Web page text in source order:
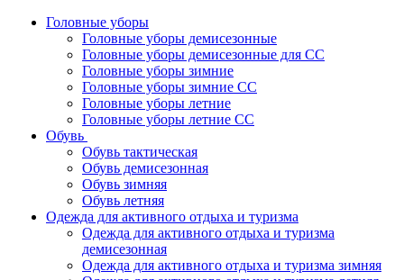
Головные уборы
Головные уборы демисезонные
Головные уборы демисезонные для СС
Головные уборы зимние
Головные уборы зимние СС
Головные уборы летние
Головные уборы летние СС
Обувь
Обувь тактическая
Обувь демисезонная
Обувь зимняя
Обувь летняя
Одежда для активного отдыха и туризма
Одежда для активного отдыха и туризма
демисезонная
Одежда для активного отдыха и туризма зимняя